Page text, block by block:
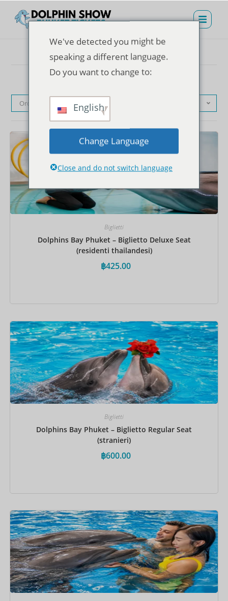
Ordinamento predefinito
Biglietti
Dolphins Bay Phuket – Biglietto Deluxe Seat
(residenti thailandesi)
฿425.00
Prenota ora
Biglietti
Dolphins Bay Phuket – Biglietto Regular Seat
(stranieri)
฿600.00
Prenota ora
We've detected you might be
speaking a different language.
Do you want to change to:
English
Change Language
Close and do not switch language